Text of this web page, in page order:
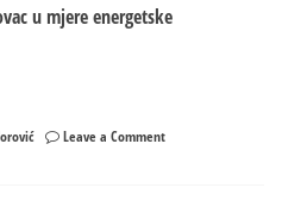
u mjere energetske
Leave a Commenton